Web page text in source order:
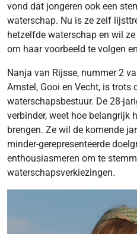
vond dat jongeren ook een
waterschap. Nu is ze zelf
hetzelfde waterschap en wil
om haar voorbeeld te volgen
Nanja van Rijsse, nummer 2
Amstel, Gooi en Vecht, is
waterschapsbestuur. De 28-
verbinder, weet hoe belangrijk
brengen. Ze wil de komende
minder-gerepresenteerde
enthousiasmeren om te
waterschapsverkiezingen.